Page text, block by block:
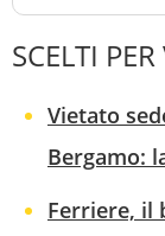
SCELTI
Vietato
Bergamo:
Ferriere, il